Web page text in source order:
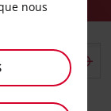
nous